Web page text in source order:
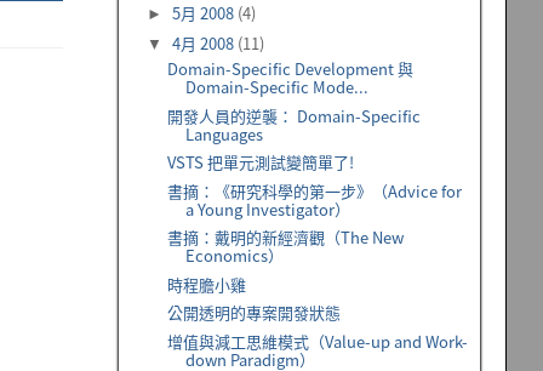
►5月 2008 (4)
▼4月 2008 (11)
Domain-Specific Development 與
Domain-Specific Mode...
開發人員的逆襲： Domain-Specific
Languages
VSTS 把單元測試變簡單了!
書摘：《研究科學的第一步》（Advice for
a Young Investigator）
書摘：戴明的新經濟觀（The New
Economics）
時程膽小雞
公開透明的專案開發狀態
增值與減工思維模式（Value-up and Work-
down Paradigm）